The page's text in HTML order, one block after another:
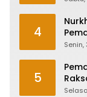
4
Plt
Senin,
5